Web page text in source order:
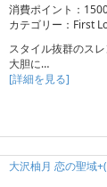
消費ポイント：
カテゴリー：First
スタイル抜群のス
大胆に…
[詳細を見る]
大沢柚月 恋の聖域